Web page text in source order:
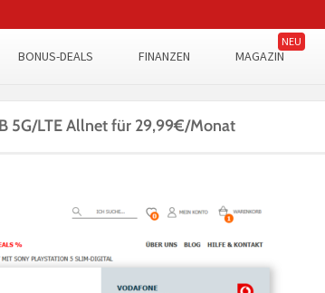
BONUS-DEALS FINANZEN MAGAZIN
5G/LTE Allnet für 29,99€/Monat